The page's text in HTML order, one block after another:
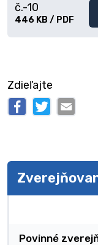
Stiahnuť
č.-10
446 KB / PDF
Zdieľajte
Povinné